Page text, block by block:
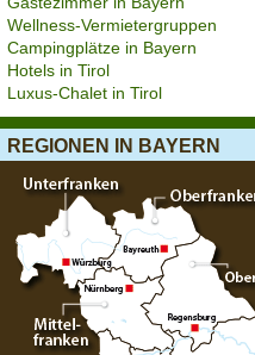
Wellness-Vermietergruppen
Campingplätze in Bayern
Hotels in Tirol
Luxus-Chalet in Tirol
REGIONEN IN BAYERN